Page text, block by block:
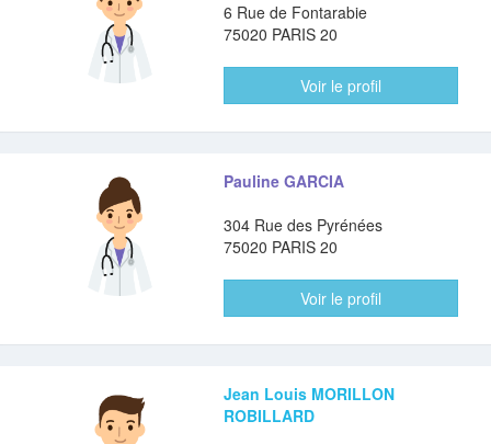
6 Rue de Fontarabie
75020 PARIS 20
Voir le profil
Pauline GARCIA
304 Rue des Pyrénées
75020 PARIS 20
Voir le profil
Jean Louis MORILLON
ROBILLARD